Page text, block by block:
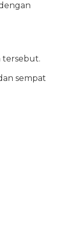
tersebut.
sempat